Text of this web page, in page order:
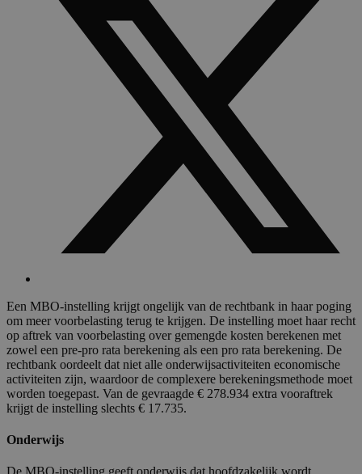
Een MBO-instelling krijgt ongelijk van de rechtbank in haar poging
om meer voorbelasting terug te krijgen. De instelling moet haar recht
op aftrek van voorbelasting over gemengde kosten berekenen met
zowel een pre-pro rata berekening als een pro rata berekening. De
rechtbank oordeelt dat niet alle onderwijsactiviteiten economische
activiteiten zijn, waardoor de complexere berekeningsmethode moet
worden toegepast. Van de gevraagde € 278.934 extra vooraftrek
krijgt de instelling slechts € 17.735.
Onderwijs